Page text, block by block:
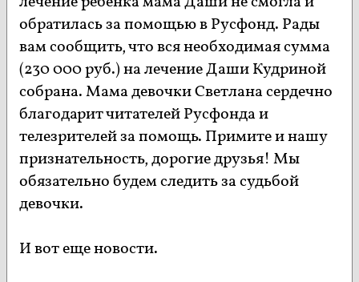
обратилась за помощью в Русфонд. Рады
вам сообщить, что вся необходимая сумма
(230 000 руб.) на лечение Даши Кудриной
собрана. Мама девочки Светлана сердечно
благодарит читателей Русфонда и
телезрителей за помощь. Примите и нашу
признательность, дорогие друзья! Мы
обязательно будем следить за судьбой
девочки.
И вот еще новости.